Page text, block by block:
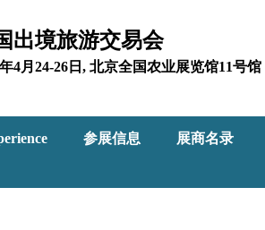
出境旅游交易会
4月24-26日, 北京全国农业展览馆11号馆
参展信息 展商名录